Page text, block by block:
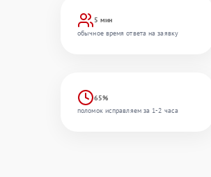
5 мин
обычное время ответа на заявку
65%
поломок исправляем за 1-2 часа